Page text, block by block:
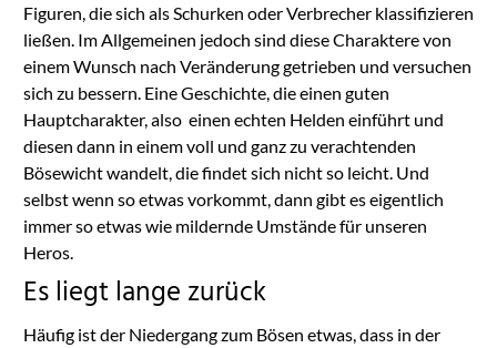
Figuren, die sich als Schurken oder Verbrecher klassifizieren
ließen. Im Allgemeinen jedoch sind diese Charaktere von
einem Wunsch nach Veränderung getrieben und versuchen
sich zu bessern. Eine Geschichte, die einen guten
Hauptcharakter, also einen echten Helden einführt und
diesen dann in einem voll und ganz zu verachtenden
Bösewicht wandelt, die findet sich nicht so leicht. Und
selbst wenn so etwas vorkommt, dann gibt es eigentlich
immer so etwas wie mildernde Umstände für unseren
Heros.
Es liegt lange zurück
Häufig ist der Niedergang zum Bösen etwas, dass in der